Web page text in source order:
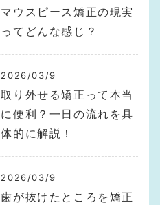
マウスピース矯正の現実
ってどんな感じ？
2026/03/9
取り外せる矯正って本当
に便利？一日の流れを具
体的に解説！
2026/03/9
歯が抜けたところを矯正